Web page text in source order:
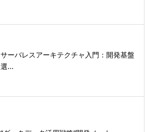
サーバレスアーキテクチャ入門：開発基盤
選...